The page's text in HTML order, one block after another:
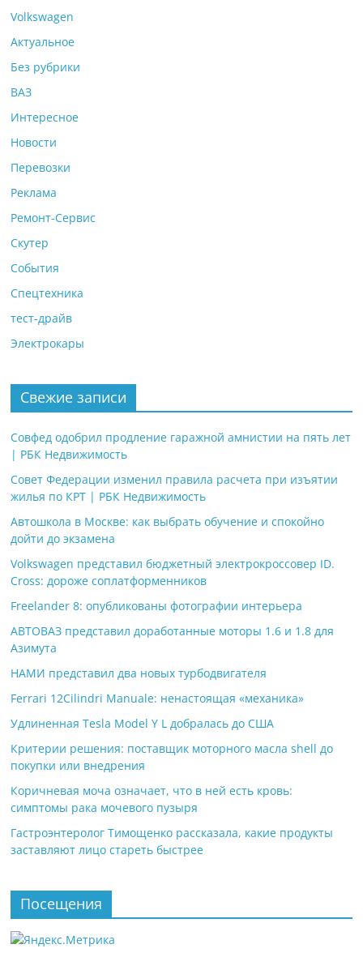
Volkswagen
Актуальное
Без рубрики
ВАЗ
Интересное
Новости
Перевозки
Реклама
Ремонт-Сервис
Скутер
События
Спецтехника
тест-драйв
Электрокары
Свежие записи
Совфед одобрил продление гаражной амнистии на пять лет
| РБК Недвижимость
Совет Федерации изменил правила расчета при изъятии
жилья по КРТ | РБК Недвижимость
Автошкола в Москве: как выбрать обучение и спокойно
дойти до экзамена
Volkswagen представил бюджетный электрокроссовер ID.
Cross: дороже соплатформенников
Freelander 8: опубликованы фотографии интерьера
АВТОВАЗ представил доработанные моторы 1.6 и 1.8 для
Азимута
НАМИ представил два новых турбодвигателя
Ferrari 12Cilindri Manuale: ненастоящая «механика»
Удлиненная Tesla Model Y L добралась до США
Критерии решения: поставщик моторного масла shell до
покупки или внедрения
Коричневая моча означает, что в ней есть кровь:
симптомы рака мочевого пузыря
Гастроэнтеролог Тимощенко рассказала, какие продукты
заставляют лицо стареть быстрее
Посещения